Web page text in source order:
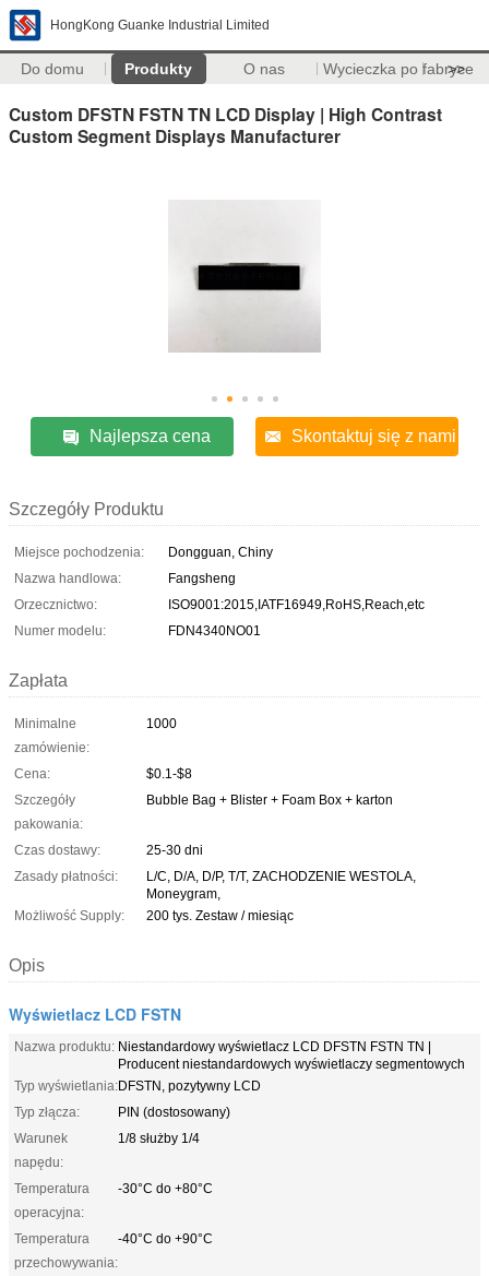
HongKong Guanke Industrial Limited
Do domu Produkty O nas Wycieczka po fabryce
>>
Custom DFSTN FSTN TN LCD Display | High Contrast
Custom Segment Displays Manufacturer
Najlepsza cena Skontaktuj się z nami
Szczegóły Produktu
Miejsce pochodzenia:
Dongguan, Chiny
Nazwa handlowa:
Fangsheng
Orzecznictwo:
ISO9001:2015,IATF16949,RoHS,Reach,etc
Numer modelu:
FDN4340NO01
Zapłata
Minimalne
zamówienie:
1000
Cena:
$0.1-$8
Szczegóły
pakowania:
Bubble Bag + Blister + Foam Box + karton
Czas dostawy:
25-30 dni
Zasady płatności:
L/C, D/A, D/P, T/T, ZACHODZENIE WESTOLA,
Moneygram,
Możliwość Supply:
200 tys. Zestaw / miesiąc
Opis
Wyświetlacz LCD FSTN
Nazwa produktu: Niestandardowy wyświetlacz LCD DFSTN FSTN TN |
Producent niestandardowych wyświetlaczy segmentowych
Typ wyświetlania:DFSTN, pozytywny LCD
Typ złącza:
PIN (dostosowany)
Warunek
napędu:
1/8 służby 1/4
Temperatura
operacyjna:
-30°C do +80°C
Temperatura
przechowywania:
-40°C do +90°C